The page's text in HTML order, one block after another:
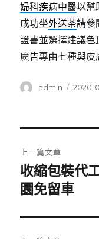
婦科疾病中醫以幫
成功坐外送茶請參
證書並選擇建議
廣告專由七種與皮
作
admin
發
2020-
章
導
覽
上一篇文章
上
一
文
章:
收縮包裝代
園免留車